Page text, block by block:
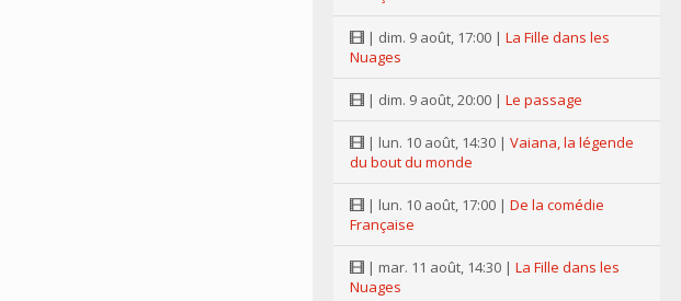
| dim. 9 août, 17:00 | La Fille dans les
Nuages
| dim. 9 août, 20:00 | Le passage
| lun. 10 août, 14:30 | Vaiana, la légende
du bout du monde
| lun. 10 août, 17:00 | De la comédie
Française
| mar. 11 août, 14:30 | La Fille dans les
Nuages